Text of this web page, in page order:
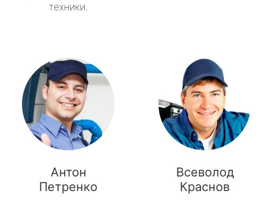
техники.
Антон
Петренко
Всеволод
Краснов